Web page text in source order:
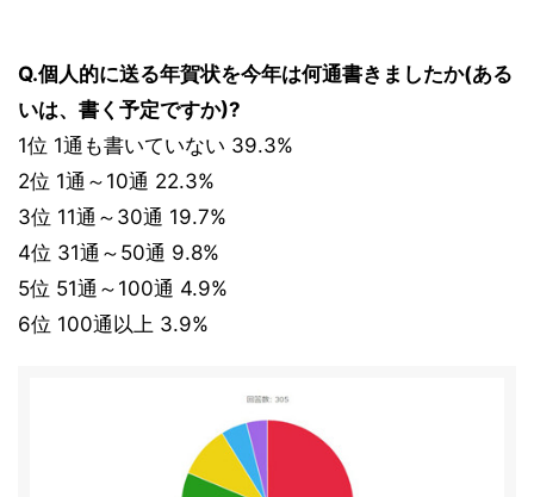
Q.個人的に送る年賀状を今年は何通書きましたか(ある
いは、書く予定ですか)?
1位 1通も書いていない 39.3%
2位 1通～10通 22.3%
3位 11通～30通 19.7%
4位 31通～50通 9.8%
5位 51通～100通 4.9%
6位 100通以上 3.9%